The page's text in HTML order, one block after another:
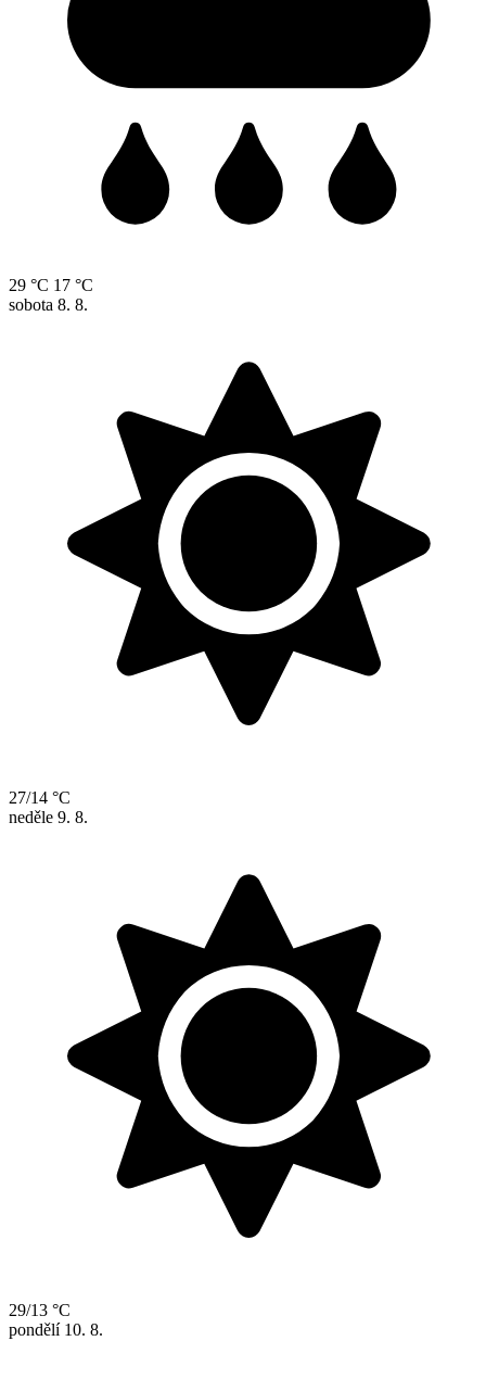
29 °C 17 °C
sobota 8. 8.
27/14 °C
neděle 9. 8.
29/13 °C
pondělí 10. 8.